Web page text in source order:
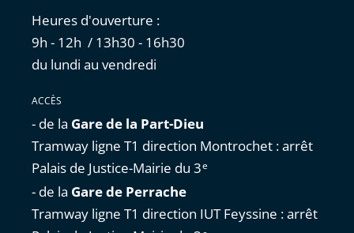
Heures d'ouverture :
9h - 12h / 13h30 - 16h30
du lundi au vendredi
ACCÈS
- de la Gare de la Part-Dieu
Tramway ligne T1 direction Montrochet : arrêt
Palais de Justice-Mairie du 3e
- de la Gare de Perrache
Tramway ligne T1 direction IUT Feyssine : arrêt